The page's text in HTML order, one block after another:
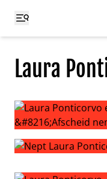
Laura
Laura Ponticorvo